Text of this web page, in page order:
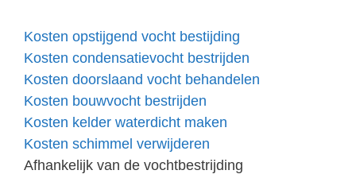
Kosten opstijgend vocht bestijding
Kosten condensatievocht bestrijden
Kosten doorslaand vocht behandelen
Kosten bouwvocht bestrijden
Kosten kelder waterdicht maken
Kosten schimmel verwijderen
Afhankelijk van de vochtbestrijding